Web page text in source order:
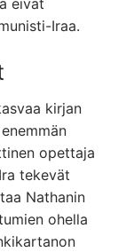
Iraa.
kirjan
opettaja
tekevät
Nathanin
ohella